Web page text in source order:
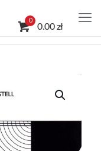
0
0.00 zł